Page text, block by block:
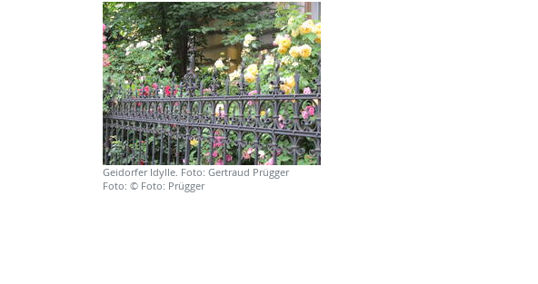
Geidorfer Idylle. Foto: Gertraud Prügger
Foto: © Foto: Prügger